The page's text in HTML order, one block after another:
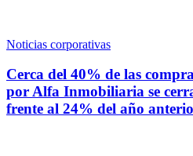
Noticias corporativas
Cerca del 40% de las
por Alfa Inmobiliaria se
frente al 24% del año